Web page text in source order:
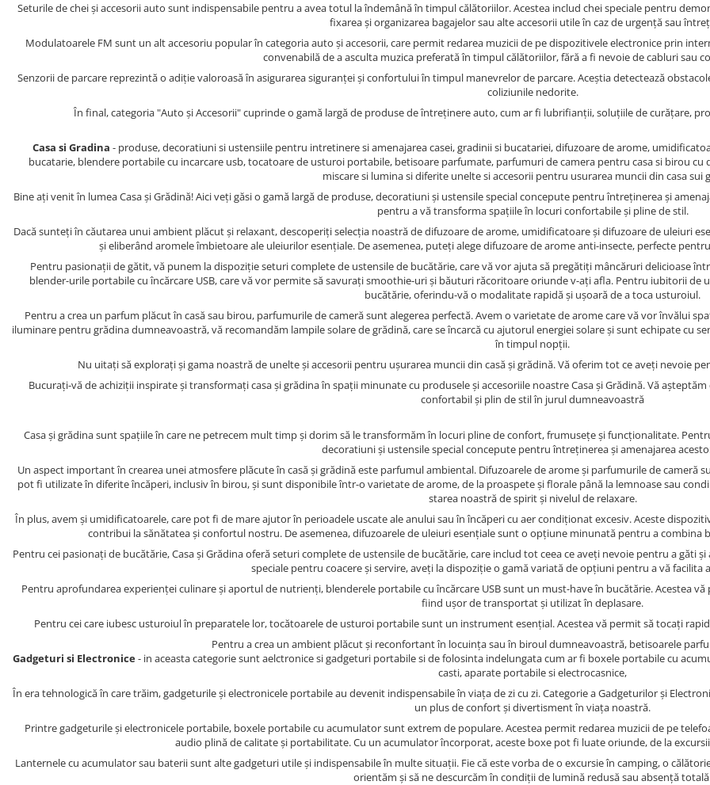
Seturile de chei și accesorii auto sunt indispensabile pentru a avea totul la îndemână în timpul călătoriilor. Acestea includ chei speciale pentru
fixarea și organizarea bagajelor sau alte accesorii utile în caz de urgență sau
Modulatoarele FM sunt un alt accesoriu popular în categoria auto și accesorii, care permit redarea muzicii de pe dispozitivele electronice prin
convenabilă de a asculta muzica preferată în timpul călătoriilor, fără a fi nevoie de cabluri sau
Senzorii de parcare reprezintă o adiție valoroasă în asigurarea siguranței și confortului în timpul manevrelor de parcare. Aceștia detectează
coliziunile nedorite.
În final, categoria "Auto și Accesorii" cuprinde o gamă largă de produse de întreținere auto, cum ar fi lubrifianții, soluțiile de curățare,
Casa si Gradina - produse, decoratiuni si ustensiile pentru intretinere si amenajarea casei, gradinii si bucatariei, difuzoare de arome,
bucatarie, blendere portabile cu incarcare usb, tocatoare de usturoi portabile, betisoare parfumate, parfumuri de camera pentru casa si birou cu
miscare si lumina si diferite unelte si accesorii pentru usurarea muncii din casa sui
Bine ați venit în lumea Casa și Grădină! Aici veți găsi o gamă largă de produse, decoratiuni și ustensile special concepute pentru întreținerea și
pentru a vă transforma spațiile în locuri confortabile și pline de stil.
Dacă sunteți în căutarea unui ambient plăcut și relaxant, descoperiți selecția noastră de difuzoare de arome, umidificatoare și difuzoare de uleiuri
și eliberând aromele îmbietoare ale uleiurilor esențiale. De asemenea, puteți alege difuzoare de arome anti-insecte, perfecte
Pentru pasionații de gătit, vă punem la dispoziție seturi complete de ustensile de bucătărie, care vă vor ajuta să pregătiți mâncăruri delicioase
blender-urile portabile cu încărcare USB, care vă vor permite să savurați smoothie-uri și băuturi răcoritoare oriunde v-ați afla. Pentru iubitorii
bucătărie, oferindu-vă o modalitate rapidă și ușoară de a toca usturoiul.
Pentru a crea un parfum plăcut în casă sau birou, parfumurile de cameră sunt alegerea perfectă. Avem o varietate de arome care vă vor învălui
iluminare pentru grădina dumneavoastră, vă recomandăm lampile solare de grădină, care se încarcă cu ajutorul energiei solare și sunt echipate cu
în timpul nopții.
Nu uitați să explorați și gama noastră de unelte și accesorii pentru ușurarea muncii din casă și grădină. Vă oferim tot ce aveți nevoie
Bucurați-vă de achiziții inspirate și transformați casa și grădina în spații minunate cu produsele și accesoriile noastre Casa și Grădină. Vă
confortabil și plin de stil în jurul dumneavoastră
Casa și grădina sunt spațiile în care ne petrecem mult timp și dorim să le transformăm în locuri pline de confort, frumusețe și funcționalitate.
decoratiuni și ustensile special concepute pentru întreținerea și amenajarea
Un aspect important în crearea unei atmosfere plăcute în casă și grădină este parfumul ambiental. Difuzoarele de arome și parfumurile de cameră
pot fi utilizate în diferite încăperi, inclusiv în birou, și sunt disponibile într-o varietate de arome, de la proaspete și florale până la lemnoase sau
starea noastră de spirit și nivelul de relaxare.
În plus, avem și umidificatoarele, care pot fi de mare ajutor în perioadele uscate ale anului sau în încăperi cu aer condiționat excesiv. Aceste
contribui la sănătatea și confortul nostru. De asemenea, difuzoarele de uleiuri esențiale sunt o opțiune minunată pentru a
Pentru cei pasionați de bucătărie, Casa și Grădina oferă seturi complete de ustensile de bucătărie, care includ tot ceea ce aveți nevoie pentru a găti
speciale pentru coacere și servire, aveți la dispoziție o gamă variată de opțiuni pentru a vă facilita
Pentru aprofundarea experienței culinare și aportul de nutrienți, blenderele portabile cu încărcare USB sunt un must-have în bucătărie. Acestea
fiind ușor de transportat și utilizat în deplasare.
Pentru cei care iubesc usturoiul în preparatele lor, tocătoarele de usturoi portabile sunt un instrument esențial. Acestea vă permit să tocați
Pentru a crea un ambient plăcut și reconfortant în locuința sau în biroul dumneavoastră, betisoarele
Gadgeturi si Electronice- in aceasta categorie sunt aelctronice si gadgeturi portabile si de folosinta indelungata cum ar fi boxele portabile cu
casti, aparate portabile si electrocasnice,
În era tehnologică în care trăim, gadgeturile și electronicele portabile au devenit indispensabile în viața de zi cu zi. Categorie a Gadgeturilor și
un plus de confort și divertisment în viața noastră.
Printre gadgeturile și electronicele portabile, boxele portabile cu acumulator sunt extrem de populare. Acestea permit redarea muzicii de pe
audio plină de calitate și portabilitate. Cu un acumulator încorporat, aceste boxe pot fi luate oriunde, de la
Lanternele cu acumulator sau baterii sunt alte gadgeturi utile și indispensabile în multe situații. Fie că este vorba de o excursie în camping, o
orientăm și să ne descurcăm în condiții de lumină redusă sau absență